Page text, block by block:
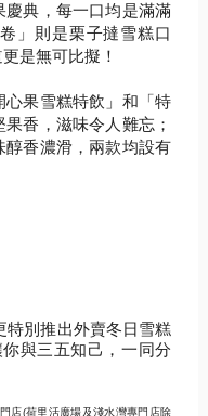
典，每一口均是滿滿
」則是栗子撻雪糕口
是無可比擬！
心果雪糕特飲」和「特
香，滋味令人難忘；
香濃滑，兩款均設有
特別推出外賣冬日雪糕
與三五知己，一同分
店(荷里活廣場及淺水灣專門店除